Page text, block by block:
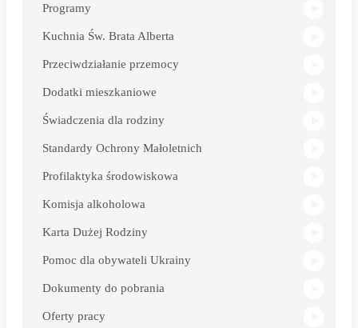
Programy
Kuchnia Św. Brata Alberta
Przeciwdziałanie przemocy
Dodatki mieszkaniowe
Świadczenia dla rodziny
Standardy Ochrony Małoletnich
Profilaktyka środowiskowa
Komisja alkoholowa
Karta Dużej Rodziny
Pomoc dla obywateli Ukrainy
Dokumenty do pobrania
Oferty pracy